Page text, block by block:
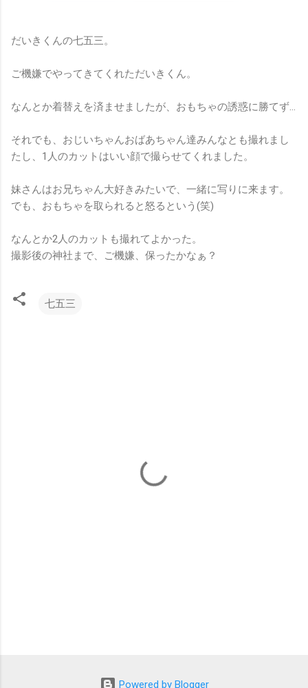
だいきくんの七五三。
ご機嫌でやってきてくれただいきくん。
なんとか着替えを済ませましたが、おもちゃの誘惑に勝てず…
それでも、おじいちゃんおばあちゃん達みんなとも撮れまし
たし、1人のカットはいい顔で撮らせてくれました。
妹さんはお兄ちゃん大好きみたいで、一緒に写りに来ます。
でも、おもちゃを取られると怒るという(笑)
なんとか2人のカットも撮れてよかった。
撮影後の神社まで、ご機嫌、保ったかなぁ？
七五三
Powered by Blogger